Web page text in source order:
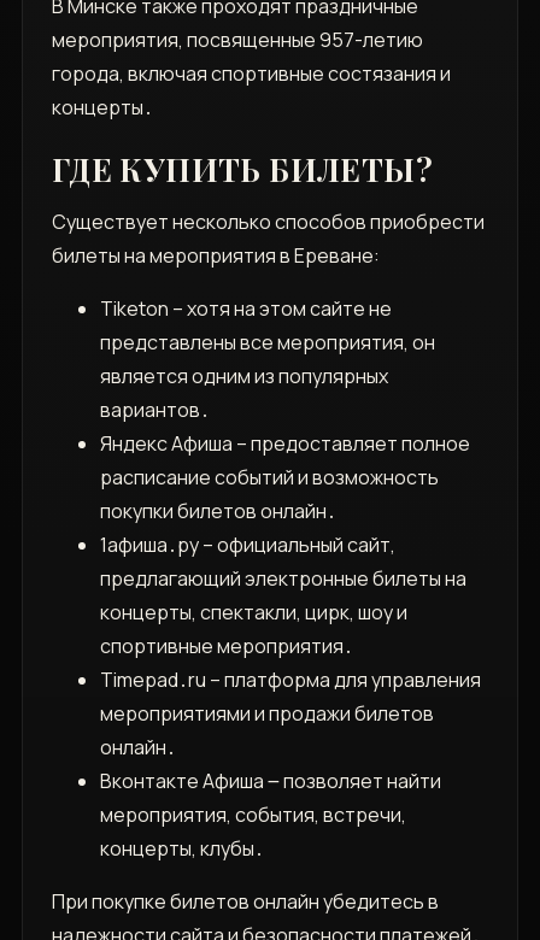
В Минске также проходят праздничные
мероприятия, посвященные 957-летию
города, включая спортивные состязания и
концерты․
ГДЕ КУПИТЬ БИЛЕТЫ?
Существует несколько способов приобрести
билеты на мероприятия в Ереване:
Tiketon – хотя на этом сайте не
представлены все мероприятия, он
является одним из популярных
вариантов․
Яндекс Афиша – предоставляет полное
расписание событий и возможность
покупки билетов онлайн․
1афиша․ру – официальный сайт,
предлагающий электронные билеты на
концерты, спектакли, цирк, шоу и
спортивные мероприятия․
Timepad․ru – платформа для управления
мероприятиями и продажи билетов
онлайн․
Вконтакте Афиша ౼ позволяет найти
мероприятия, события, встречи,
концерты, клубы․
При покупке билетов онлайн убедитесь в